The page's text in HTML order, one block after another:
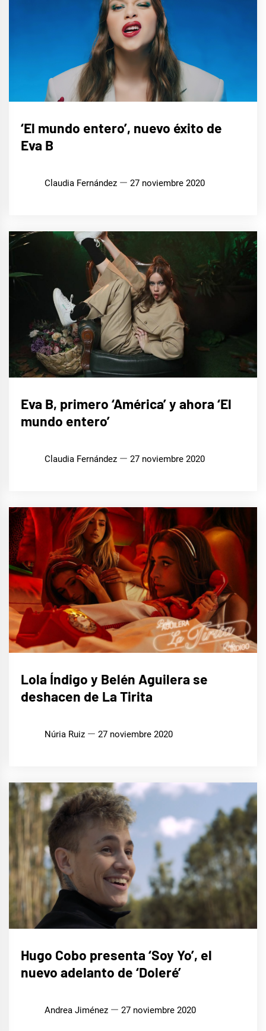
‘El mundo entero’, nuevo éxito de
Eva B
Claudia Fernández 27 noviembre 2020
Eva B, primero ‘América’ y ahora ‘El
mundo entero’
Claudia Fernández 27 noviembre 2020
MÚSICA
Lola Índigo y Belén Aguilera se
deshacen de La Tirita
Núria Ruiz 27 noviembre 2020
Hugo Cobo presenta ‘Soy Yo’, el
nuevo adelanto de ‘Doleré’
Andrea Jiménez 27 noviembre 2020